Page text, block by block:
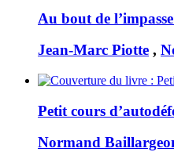
Au bout de
Jean-Marc Piotte ,
Petit cours
Normand